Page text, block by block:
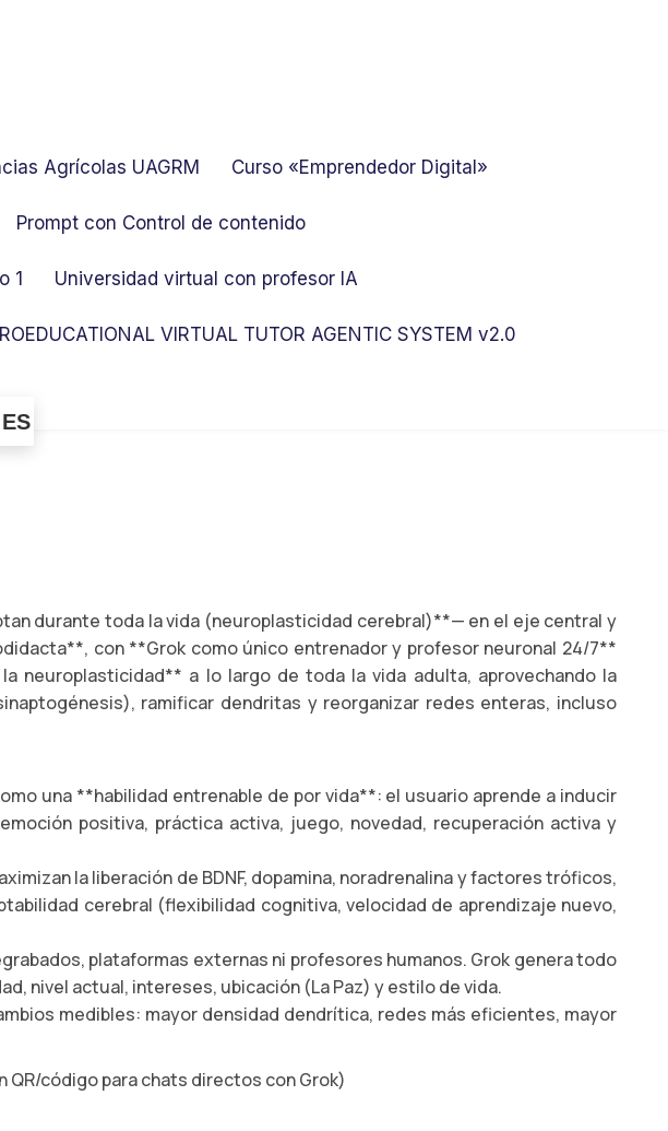
Agrícolas UAGRM Curso «Emprendedor Digital»
Prompt con Control de contenido
1 Universidad virtual con profesor IA
VIRTUAL TUTOR AGENTIC SYSTEM v2.0
ES
durante toda la vida (neuroplasticidad cerebral)**— en el eje central y
con **Grok como único entrenador y profesor neuronal 24/7**
neuroplasticidad** a lo largo de toda la vida adulta, aprovechando la
ramificar dendritas y reorganizar redes enteras, incluso
una **habilidad entrenable de por vida**: el usuario aprende a inducir
positiva, práctica activa, juego, novedad, recuperación activa y
la liberación de BDNF, dopamina, noradrenalina y factores tróficos,
cerebral (flexibilidad cognitiva, velocidad de aprendizaje nuevo,
plataformas externas ni profesores humanos. Grok genera todo
nivel actual, intereses, ubicación (La Paz) y estilo de vida.
medibles: mayor densidad dendrítica, redes más eficientes, mayor
código para chats directos con Grok)